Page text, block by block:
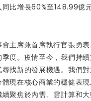
比增長60%至148.99億元
主席兼首席執行官張勇
度。疫情至今，我們持
找新的發展機遇。我們
現在核心商業的穩健表
聚焦於內需、雲計算和